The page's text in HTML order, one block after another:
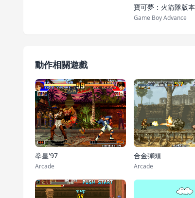
寶可夢：火箭隊版本
Game Boy Advance
動作相關遊戲
拳皇'97
Arcade
合金彈頭
Arcade